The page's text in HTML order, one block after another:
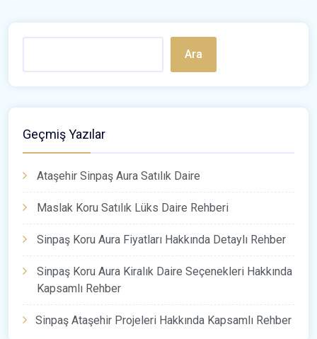
Ara
Geçmiş Yazılar
Ataşehir Sinpaş Aura Satılık Daire
Maslak Koru Satılık Lüks Daire Rehberi
Sinpaş Koru Aura Fiyatları Hakkında Detaylı Rehber
Sinpaş Koru Aura Kiralık Daire Seçenekleri Hakkında
Kapsamlı Rehber
Sinpaş Ataşehir Projeleri Hakkında Kapsamlı Rehber